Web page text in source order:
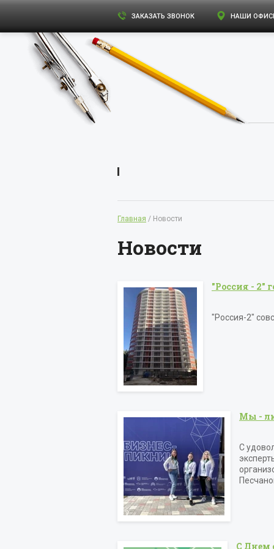
ЗАКАЗАТЬ ЗВОНОК НАШИ
Главная / Новости
Новости
"Россия - 2"
"Россия-2"
Мы -
С
С Днем